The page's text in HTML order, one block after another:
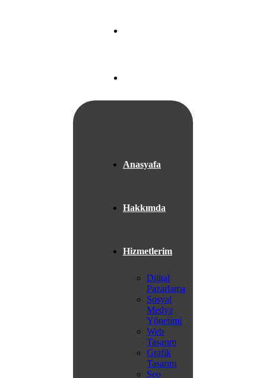
Anasyafa
Hakkımda
Hizmetlerim
Dijital
Pazarlama
Sosyal
Medya
Yönetimi
Web
Tasarım
Grafik
Tasarım
Seo